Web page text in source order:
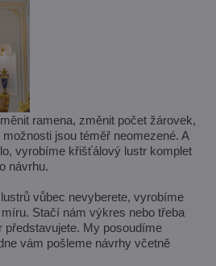
ramena, změnit počet žárovek,
jsou téměř neomezené. A
vyrobíme křišťálový lustr komplet
návrhu.
vůbec nevyberete, vyrobíme
Stačí nám výkres nebo třeba
představujete. My posoudíme
vám pošleme návrhy včetně